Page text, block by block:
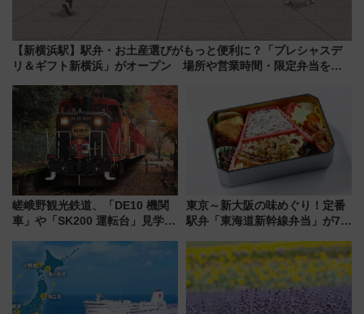
【新横浜駅】駅弁・お土産選びがもっと便利に？「プレシャスデ
リ＆ギフト新横浜」がオープン 場所や営業時間・限定弁当を紹
嵯峨野観光鉄道、「DE10 機関
車」や「SK200 運転台」見学ツ
トの一環で激レア体験できちゃ
うかも 参加方法やスケジュール
をご紹介
東京～新大阪の味めぐり！定番
駅弁「東海道新幹線弁当」が7月